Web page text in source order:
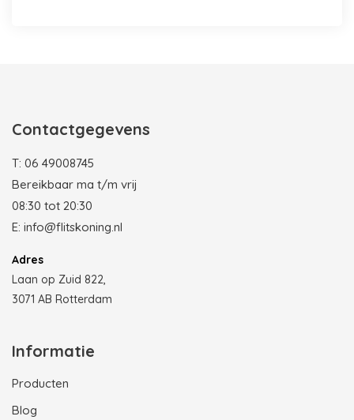
Contactgegevens
T: 06 49008745
Bereikbaar ma t/m vrij
08:30 tot 20:30
E: info@flitskoning.nl
Adres
Laan op Zuid 822,
3071 AB Rotterdam
Informatie
Producten
Blog